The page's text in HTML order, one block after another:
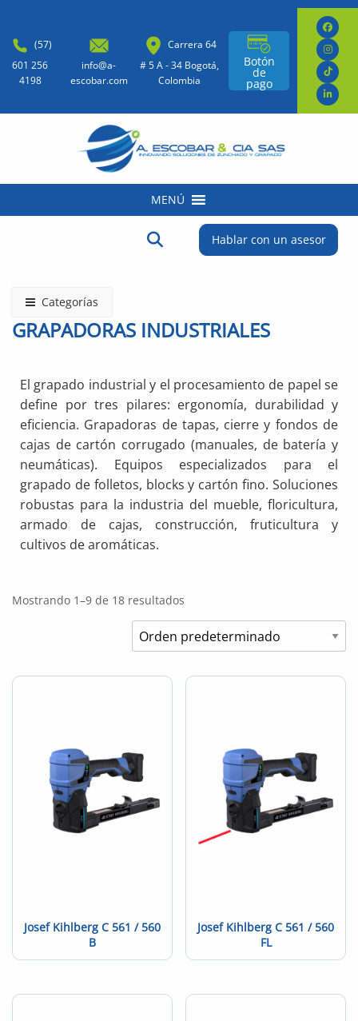
(57)
601 256
4198
info@a-
escobar.com
Carrera 64
# 5 A - 34 Bogotá,
Colombia
Botón
de
pago
MENÚ
Buscar:
Botón de búsqueda Hablar con un asesor
Categorías
GRAPADORAS INDUSTRIALES
El grapado industrial y el procesamiento de papel se
define por tres pilares: ergonomía, durabilidad y
eficiencia. Grapadoras de tapas, cierre y fondos de
cajas de cartón corrugado (manuales, de batería y
neumáticas). Equipos especializados para el
grapado de folletos, blocks y cartón fino. Soluciones
robustas para la industria del mueble, floricultura,
armado de cajas, construcción, fruticultura y
cultivos de aromáticas.
Mostrando 1–9 de 18 resultados
Josef Kihlberg C 561 / 560
B
Josef Kihlberg C 561 / 560
FL